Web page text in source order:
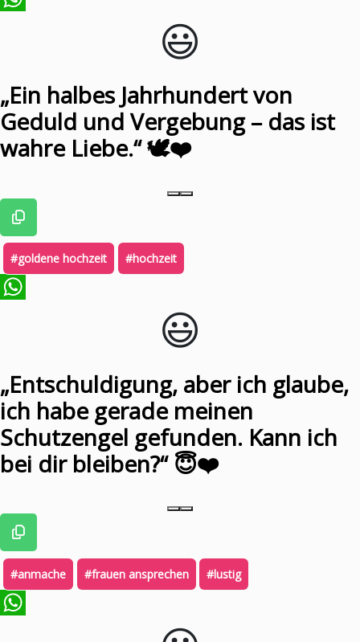
😃️
„Ein halbes Jahrhundert von
Geduld und Vergebung – das ist
wahre Liebe.“ 🕊️❤️
#goldene hochzeit #hochzeit
😃️
„Entschuldigung, aber ich glaube,
ich habe gerade meinen
Schutzengel gefunden. Kann ich
bei dir bleiben?“ 😇❤️
#anmache #frauen ansprechen #lustig